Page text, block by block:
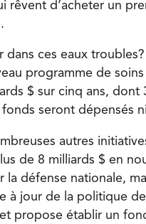
rêvent d’acheter un
ces eaux
programme de
$ sur cinq ans,
seront dépensés
autres
de 8 milliards $ en
défense nationale,
à jour de la politique
propose établir un